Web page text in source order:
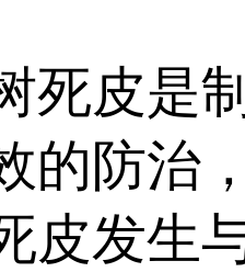
皮是制
的防治
皮发生